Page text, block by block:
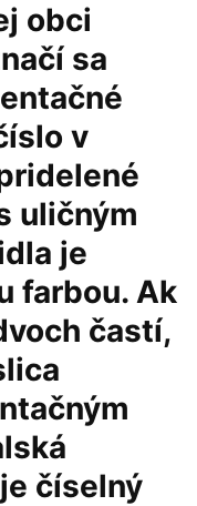
obci
sa
v
uličným
je
farbou. Ak
častí,
číselný